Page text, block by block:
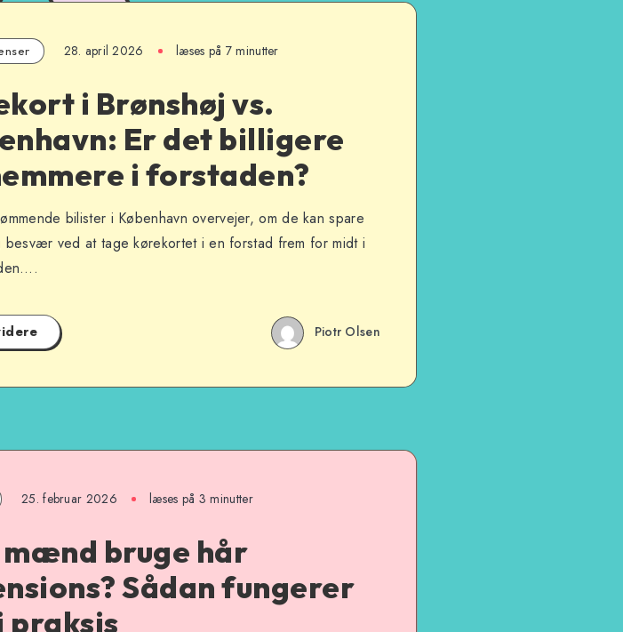
28. april 2026 læses på 7 minutter
i Brønshøj vs.
Er det billigere
i forstaden?
bilister i København overvejer, om de kan spare
ved at tage kørekortet i en forstad frem for midt i
Piotr Olsen
25. februar 2026 læses på 3 minutter
mænd bruge hår
Sådan fungerer
praksis